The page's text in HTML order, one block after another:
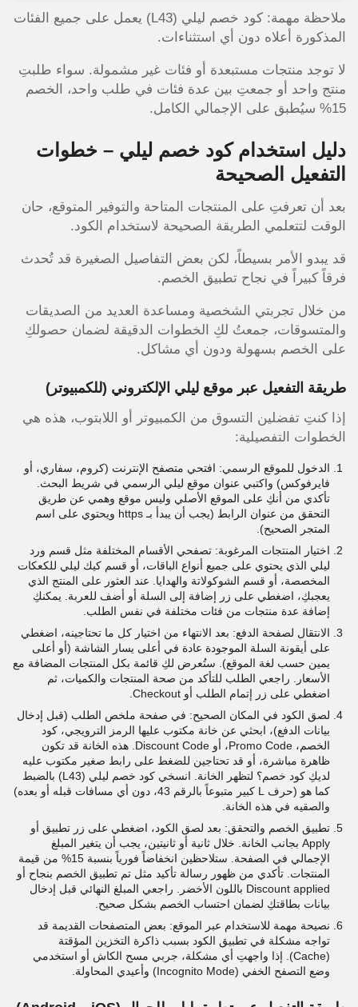
ملاحظة مهمة: كود خصم ليلي (L43) يعمل على جميع الفئات
المذكورة أعلاه دون أي استثناءات.
لا توجد منتجات مستبعدة أو فئات غير مشمولة. سواء طلبتِ
منتج واحد أو جمعتِ بين عدة فئات في طلب واحد، الخصم
15% سيُطبق على الإجمالي الكامل.
دليل استخدام كود خصم ليلي – خطوات
التفعيل الصحيحة
بعد أن تعرفتِ على المنتجات المتاحة والتوفير المتوقع، حان
الوقت لتتعلمي الطريقة الصحيحة لاستخدام الكود.
قد يبدو الأمر بسيطاً، لكن بعض التفاصيل الصغيرة قد تُحدث
فرقاً كبيراً في نجاح تطبيق الخصم.
من خلال تجربتي الشخصية ومساعدة العديد من الصديقات
والمتسوقات، جمعتُ لكِ الخطوات الدقيقة لضمان حصولكِ
على الخصم بسهولة ودون أي مشاكل.
طريقة التفعيل عبر موقع ليلي الإلكتروني (للكمبيوتر)
إذا كنتِ تفضلين التسوق من الكمبيوتر أو اللابتوب، هذه هي
الخطوات التفصيلية:
الدخول للموقع الرسمي: افتحي متصفح الإنترنت (كروم، سفاري، أو
فايرفوكس) واكتبي عنوان موقع ليلي الرسمي في شريط البحث.
تأكدي من أنكِ على الموقع الأصلي وليس موقع وهمي عن طريق
التحقق من عنوان الرابط (يجب أن يبدأ بـ https ويحتوي على اسم
المتجر الصحيح).
اختيار المنتجات المرغوبة: تصفحي الأقسام المختلفة مثل قسم ورد
ليلي الذي يحتوي على جميع أنواع الباقات، أو قسم كيك ليلي للكعكات
المخصصة، أو قسم الشوكولاتة والهدايا. عند العثور على المنتج الذي
يعجبكِ، اضغطي على زر إضافة إلى السلة أو أضف للعربة. يمكنكِ
إضافة عدة منتجات من فئات مختلفة في نفس الطلب.
الانتقال لصفحة الدفع: بعد الانتهاء من اختيار كل ما تحتاجينه، اضغطي
على أيقونة السلة الموجودة عادة في أعلى يسار الشاشة (أو أعلى
يمين حسب لغة الموقع). ستُعرض لكِ قائمة بكل المنتجات المضافة مع
الأسعار. راجعي الطلب للتأكد من صحة المنتجات والكميات، ثم
اضغطي على زر إتمام الطلب أو Checkout.
لصق الكود في المكان الصحيح: في صفحة ملخص الطلب (قبل إدخال
بيانات الدفع)، ابحثي عن خانة مكتوب عليها الرمز الترويجي، كود
الخصم، Promo Code، أو Discount Code. هذه الخانة قد تكون
ظاهرة مباشرة، أو قد تحتاجين للضغط على رابط صغير مكتوب عليه
لديكِ كود خصم؟ لتظهر الخانة. انسخي كود خصم ليلي (L43) بالضبط
كما هو (حرف L كبير متبوعاً بالرقم 43، دون أي مسافات قبله أو بعده)
والصقيه في هذه الخانة.
تطبيق الخصم والتحقق: بعد لصق الكود، اضغطي على زر تطبيق أو
Apply بجانب الخانة. خلال ثانية أو ثانيتين، يجب أن يتغير المبلغ
الإجمالي في الصفحة. ستلاحظين انخفاضاً فورياً بنسبة 15% من قيمة
المنتجات. تأكدي من ظهور رسالة تأكيد مثل تم تطبيق الخصم بنجاح أو
Discount applied باللون الأخضر. راجعي المبلغ النهائي قبل إدخال
بيانات بطاقتكِ لضمان احتساب الخصم بشكل صحيح.
نصيحة مهمة للاستخدام عبر الموقع: بعض المتصفحات القديمة قد
تواجه مشكلة في تطبيق الكود بسبب ذاكرة التخزين المؤقتة
(Cache). إذا واجهتِ أي مشكلة، جربي مسح الكاش أو استخدمي
وضع التصفح الخفي (Incognito Mode) وأعيدي المحاولة.